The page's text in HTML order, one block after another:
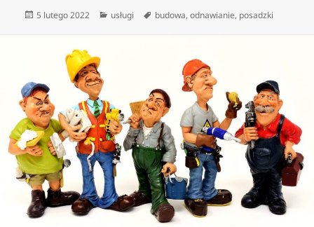
Data
5 lutego 2022 Kategorie
usługi Tagi
budowa,odnawianie, posadzki